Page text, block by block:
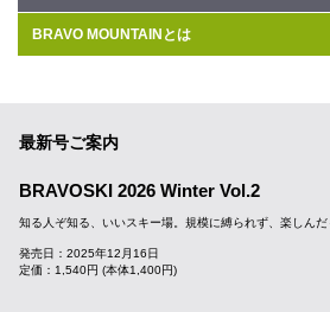
BRAVO MOUNTAINとは
最新号ご案内
BRAVOSKI 2026 Winter Vol.2
知る人ぞ知る、いいスキー場。規模に縛られず、楽しんだ
発売日：2025年12月16日
定価：1,540円 (本体1,400円)